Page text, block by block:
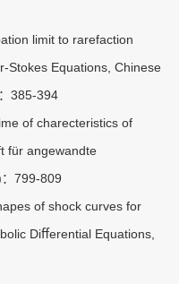
limit to rarefaction
Stokes Equations, Chinese
385-394
of charecteristics of
für angewandte
799-809
of shock curves for
Diﬀerential Equations,